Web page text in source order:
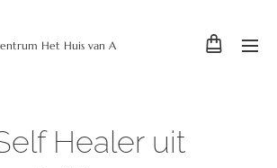
Het Huis van A
Healer uit